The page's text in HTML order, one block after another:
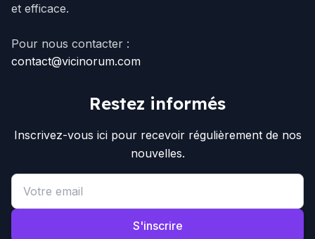
et efficace.
Pour nous contacter :
contact@vicinorum.com
Restez informés
Inscrivez-vous ici pour recevoir régulièrement de nos
nouvelles.
Email address
S'inscrire